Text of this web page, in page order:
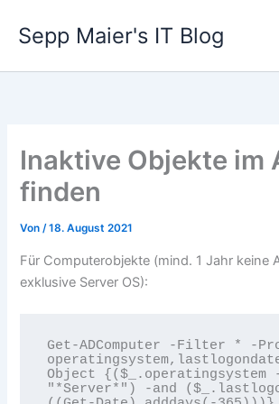
Inhalt
springen
Sepp Maier's IT Blog
Inaktive Objekte im
finden
Von/18. August 2021
Für Computerobjekte (mind. 1 Jahr keine
exklusive Server OS):
Get-ADComputer -Filter * -
Object {($_.operatingsystem
"*Server*") -and